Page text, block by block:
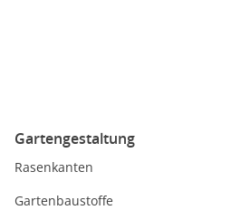
Gartengestaltung
Rasenkanten
Gartenbaustoffe